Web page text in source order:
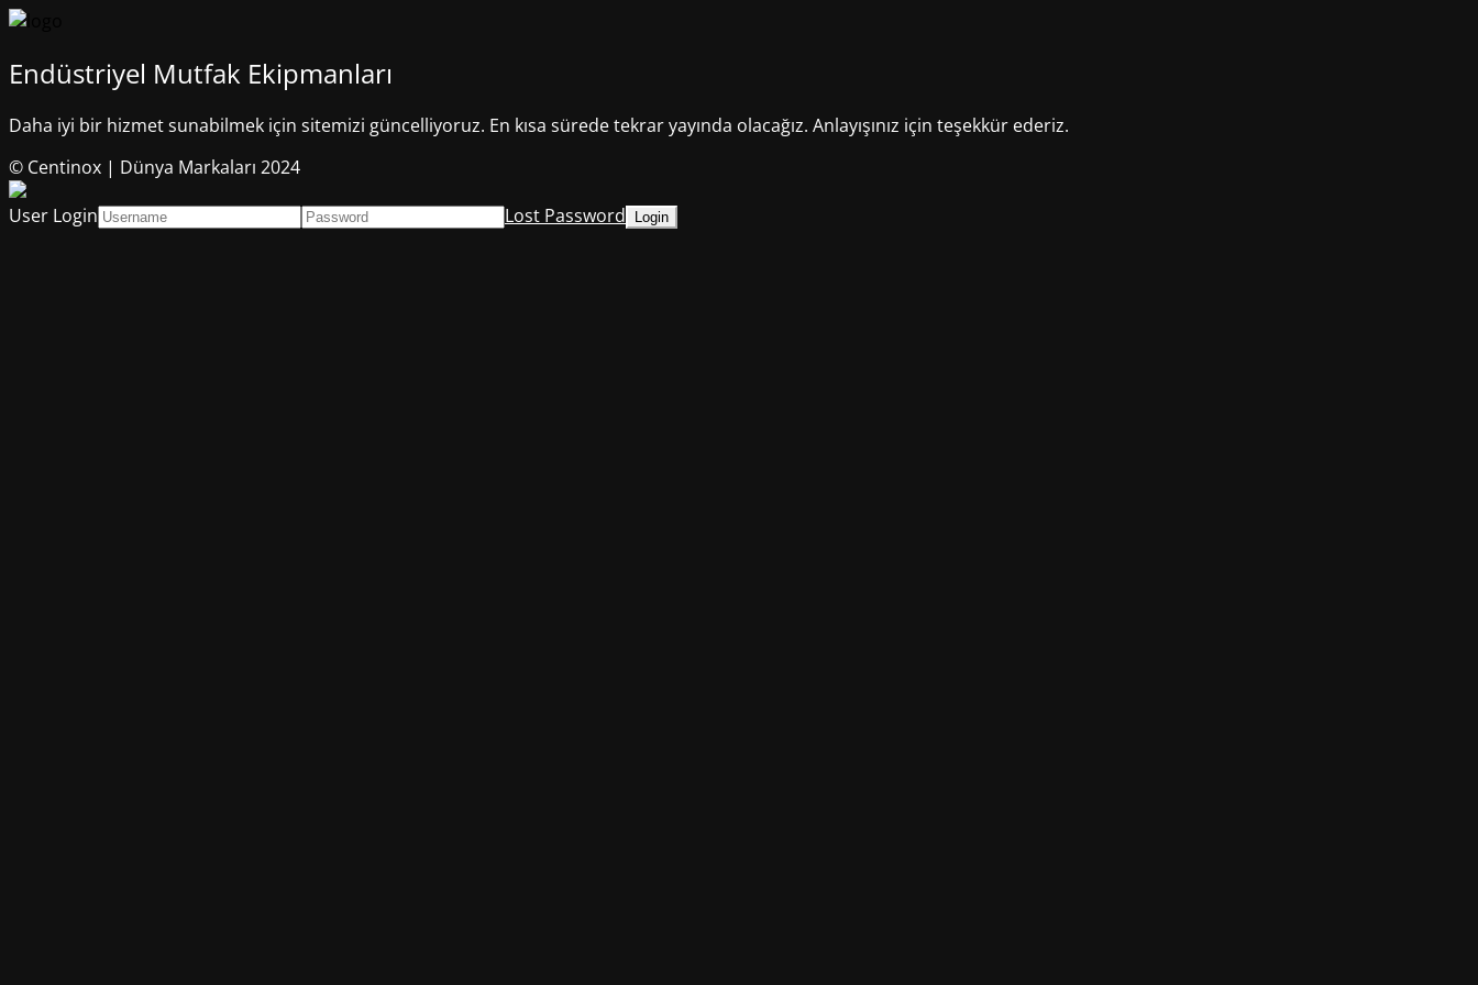
Endüstriyel Mutfak Ekipmanları
Daha iyi bir hizmet sunabilmek için sitemizi güncelliyoruz. En kısa sürede tekrar yayında olacağız. Anlayışınız için teşekkür ederiz.
© Centinox | Dünya Markaları 2024
User Login
Lost Password